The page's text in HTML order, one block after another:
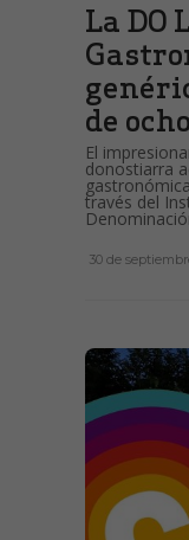
La DO
de
El
donostiarra
través del
30 de